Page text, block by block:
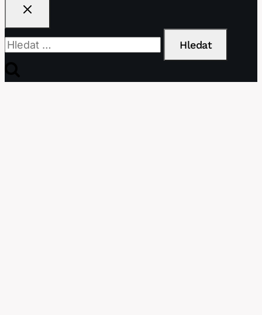
Vyhledávání